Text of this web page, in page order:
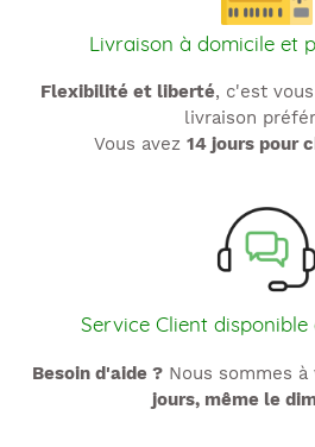
Livraison à domicile et
Flexibilité et liberté, c'est
livraison
Vous avez 14 jours pour
Service Client
Besoin d'aide ?Nous sommes à
jours, même le